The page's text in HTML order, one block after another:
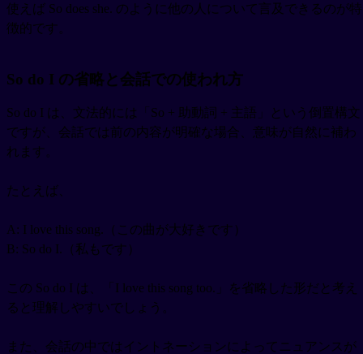
使えば So does she. のように他の人について言及できるのが特
徴的です。
So do I の省略と会話での使われ方
So do I は、文法的には「So + 助動詞 + 主語」という倒置構文
ですが、会話では前の内容が明確な場合、意味が自然に補わ
れます。
たとえば、
A: I love this song.（この曲が大好きです）
B: So do I.（私もです）
この So do I は、「I love this song too.」を省略した形だと考え
ると理解しやすいでしょう。
また、会話の中ではイントネーションによってニュアンスが